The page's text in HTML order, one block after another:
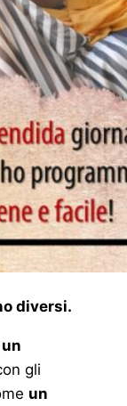
diversi.
un
gli
un